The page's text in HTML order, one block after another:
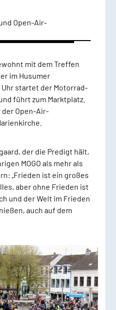
Open-Air-
mit dem Treffen
im Husumer
Uhr startet der Motorrad-
führt zum Marktplatz.
der Open-Air-
der die Predigt hält,
MOGO als mehr als
„Frieden ist ein großes
aber ohne Frieden ist
und der Welt im Frieden
auch auf dem